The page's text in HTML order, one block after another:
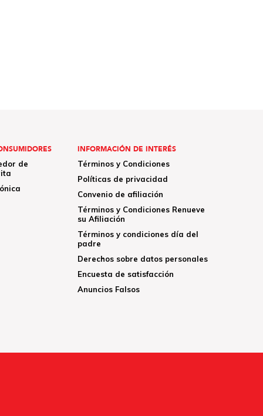
de
INFORMACIÓN DE INTERÉS
Términos y Condiciones
Políticas de privacidad
Convenio de afiliación
Términos y Condiciones Renueve
su Afiliación
Términos y condiciones día del
padre
Derechos sobre datos personales
Encuesta de satisfacción
Anuncios Falsos